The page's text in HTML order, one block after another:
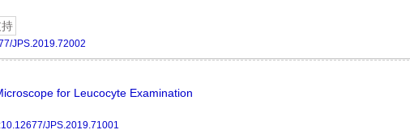
JPS.2019.72002
for Leucocyte Examination
10.12677/JPS.2019.71001